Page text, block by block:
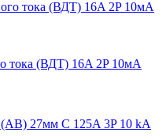
тока (ВДТ) 16A 2P 10мА